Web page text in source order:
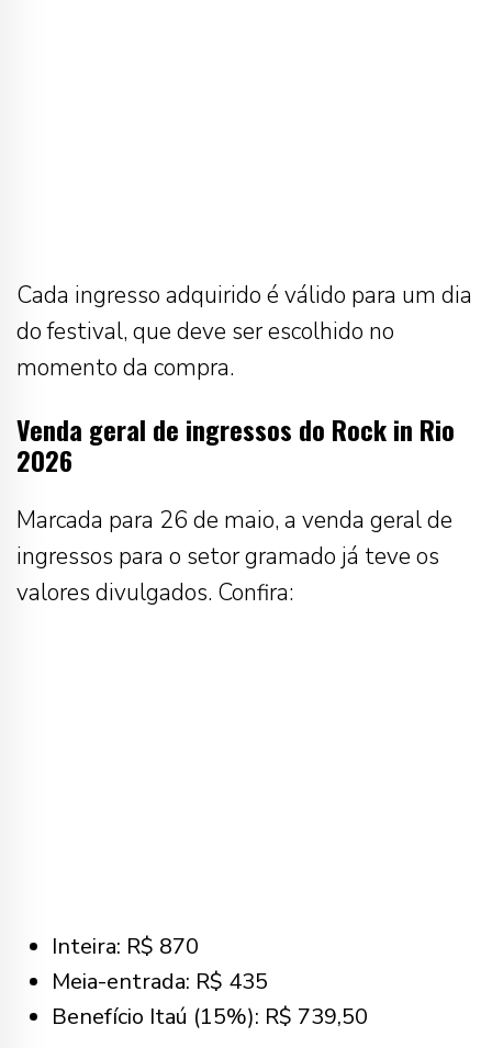
Cada ingresso adquirido é válido para um dia
do festival, que deve ser escolhido no
momento da compra.
Venda geral de ingressos do Rock in Rio
2026
Marcada para 26 de maio, a venda geral de
ingressos para o setor gramado já teve os
valores divulgados. Confira:
Inteira: R$ 870
Meia-entrada: R$ 435
Benefício Itaú (15%): R$ 739,50